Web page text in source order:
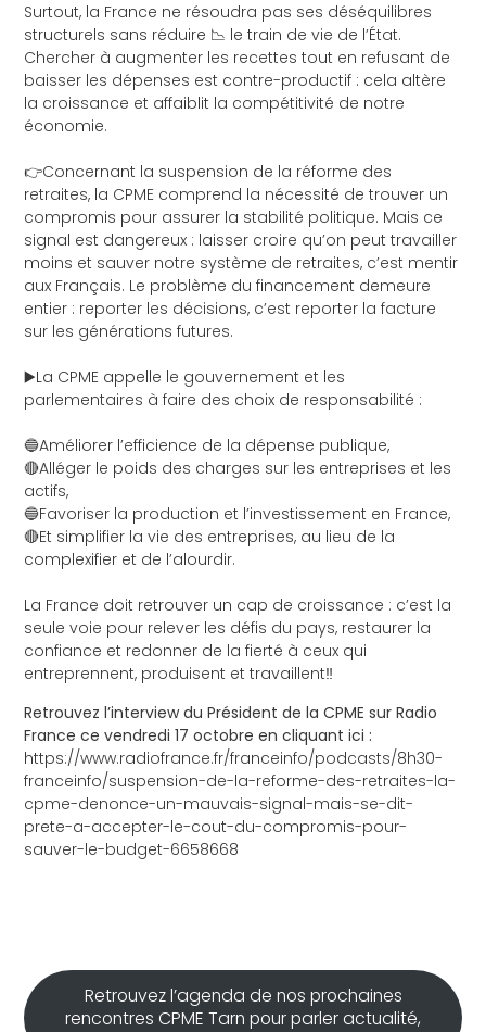
Surtout, la France ne résoudra pas ses déséquilibres
structurels sans réduire 📉 le train de vie de l’État.
Chercher à augmenter les recettes tout en refusant de
baisser les dépenses est contre-productif : cela altère
la croissance et affaiblit la compétitivité de notre
économie.
👉Concernant la suspension de la réforme des
retraites, la CPME comprend la nécessité de trouver un
compromis pour assurer la stabilité politique. Mais ce
signal est dangereux : laisser croire qu’on peut travailler
moins et sauver notre système de retraites, c’est mentir
aux Français. Le problème du financement demeure
entier : reporter les décisions, c’est reporter la facture
sur les générations futures.
▶️La CPME appelle le gouvernement et les
parlementaires à faire des choix de responsabilité :
🔵Améliorer l’efficience de la dépense publique,
🔴Alléger le poids des charges sur les entreprises et les
actifs,
🔵Favoriser la production et l’investissement en France,
🔴Et simplifier la vie des entreprises, au lieu de la
complexifier et de l’alourdir.
La France doit retrouver un cap de croissance : c’est la
seule voie pour relever les défis du pays, restaurer la
confiance et redonner de la fierté à ceux qui
entreprennent, produisent et travaillent‼️
Retrouvez l’interview du Président de la CPME sur Radio
France ce vendredi 17 octobre en cliquant ici :
https://www.radiofrance.fr/franceinfo/podcasts/8h30-
franceinfo/suspension-de-la-reforme-des-retraites-la-
cpme-denonce-un-mauvais-signal-mais-se-dit-
prete-a-accepter-le-cout-du-compromis-pour-
sauver-le-budget-6658668
Retrouvez l’agenda de nos prochaines
rencontres CPME Tarn pour parler actualité,